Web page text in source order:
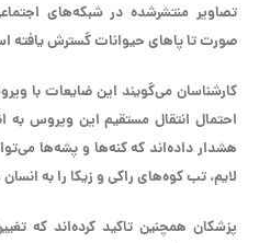
تصاویر منتشرشده در شبکه‌های
صورت تا پاهای حیوانات گسترش یافته
احتمال انتقال مستقیم این ویروس به
هشدار داده‌اند که کنه‌ها و پشه‌ها
لایم، تب کوه‌های راکی و زیکا را به
پزشکان همچنین تاکید کرده‌اند که